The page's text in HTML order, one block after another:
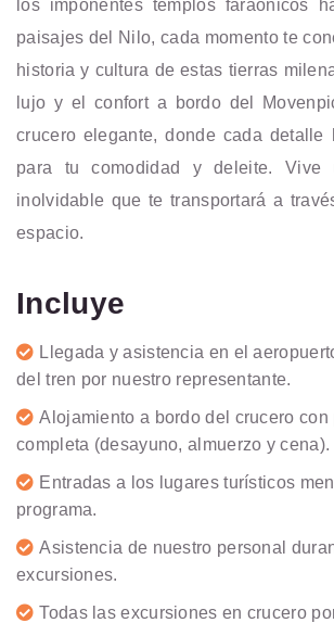
los imponentes templos faraónicos
paisajes del Nilo, cada momento te
historia y cultura de estas tierras
lujo y el confort a bordo del
crucero elegante, donde cada detalle
para tu comodidad y deleite. Vive
inolvidable que te transportará a
espacio.
Incluye
Llegada y asistencia en el
del tren por nuestro representante.
Alojamiento a bordo del crucero con
completa (desayuno, almuerzo y cena).
Entradas a los lugares turísticos
programa.
Asistencia de nuestro personal
excursiones.
Todas las excursiones en crucero